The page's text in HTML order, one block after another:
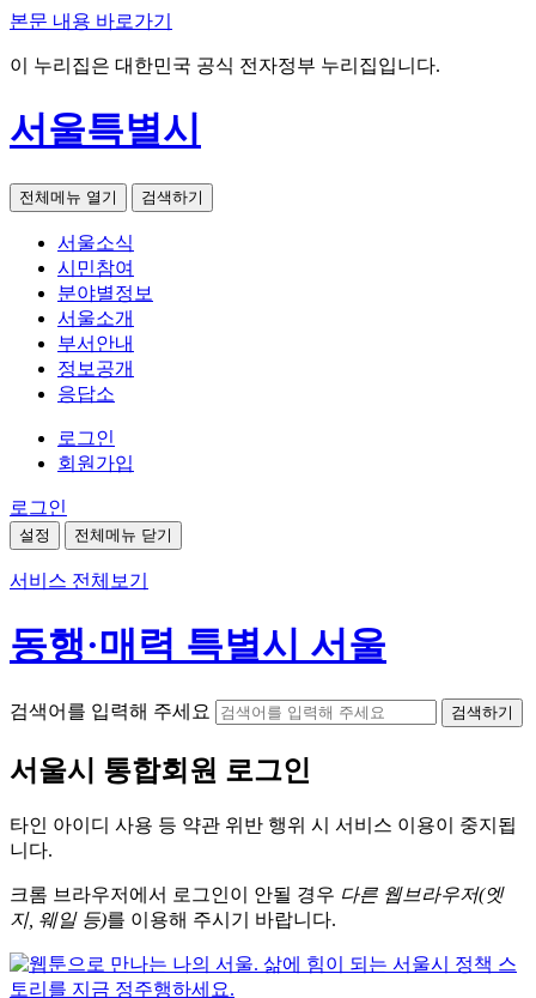
본문 내용 바로가기
이 누리집은 대한민국 공식 전자정부 누리집입니다.
서울특별시
전체메뉴 열기 검색하기
서울소식
시민참여
분야별정보
서울소개
부서안내
정보공개
응답소
로그인
회원가입
로그인
설정 전체메뉴 닫기
서비스 전체보기
동행·매력 특별시 서울
검색어를 입력해 주세요 검색하기
서울시 통합회원 로그인
타인 아이디 사용 등 약관 위반 행위 시 서비스 이용이 중지됩
니다.
크롬 브라우저에서 로그인이 안될 경우 다른 웹브라우저(엣
지, 웨일 등)를 이용해 주시기 바랍니다.